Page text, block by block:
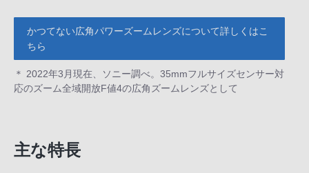
かつてない広角パワーズームレンズについて詳しくはこ
ちら
＊ 2022年3月現在、ソニー調べ。35mmフルサイズセンサー対
応のズーム全域開放F値4の広角ズームレンズとして
主な特長